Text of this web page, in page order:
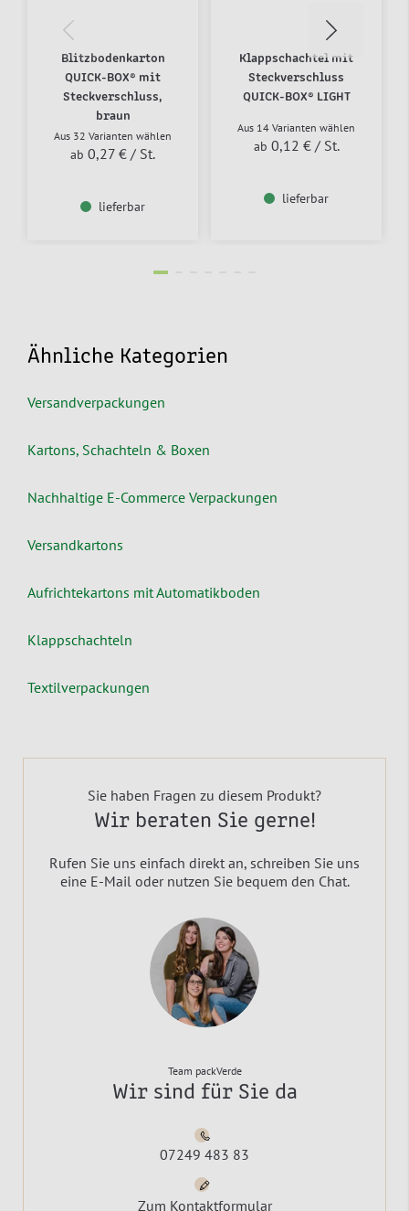
Blitzbodenkarton
QUICK-BOX® mit
Steckverschluss,
braun
Aus 32 Varianten wählen
ab 0,27 € / St.
lieferbar
Klappschachtel mit
Steckverschluss
QUICK-BOX® LIGHT
Aus 14 Varianten wählen
ab 0,12 € / St.
lieferbar
Ähnliche Kategorien
Versandverpackungen
Kartons, Schachteln & Boxen
Nachhaltige E-Commerce Verpackungen
Versandkartons
Aufrichtekartons mit Automatikboden
Klappschachteln
Textilverpackungen
Sie haben Fragen zu diesem Produkt?
Wir beraten Sie gerne!
Rufen Sie uns einfach direkt an, schreiben Sie uns
eine E-Mail oder nutzen Sie bequem den Chat.
Team packVerde
Wir sind für Sie da
07249 483 83
Zum Kontaktformular